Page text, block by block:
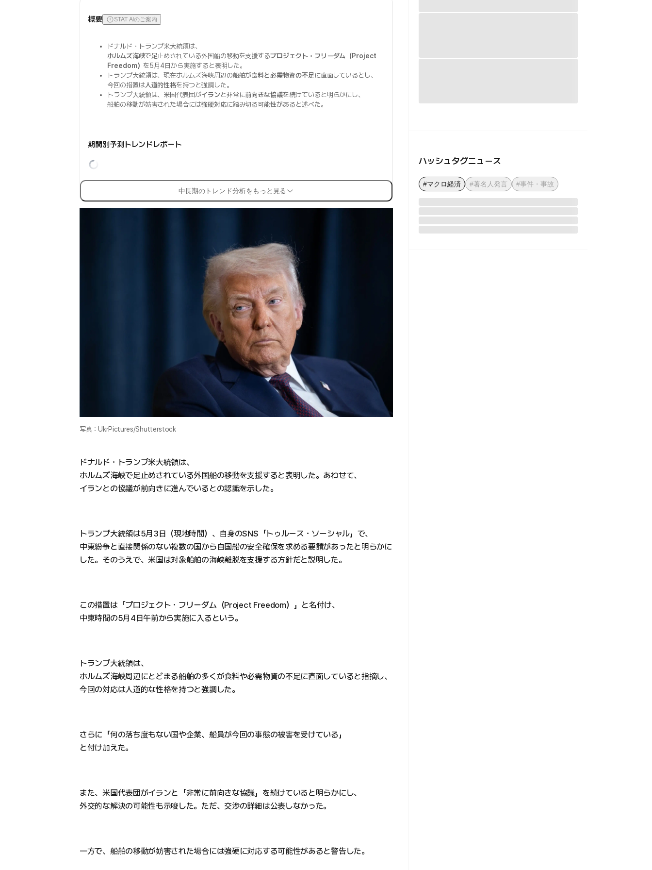
概要 STAT AIのご案内
ドナルド・トランプ米大統領は、
ホルムズ海峡で足止めされている外国船の移動を支援するプロジェクト・フリーダム（Project
Freedom）を5月4日から実施すると表明した。
トランプ大統領は、現在ホルムズ海峡周辺の船舶が食料と必需物資の不足に直面しているとし、
今回の措置は人道的性格を持つと強調した。
トランプ大統領は、米国代表団がイランと非常に前向きな協議を続けていると明らかにし、
船舶の移動が妨害された場合には強硬対応に踏み切る可能性があると述べた。
期間別予測トレンドレポート
中長期のトレンド分析をもっと見る
写真：UkrPictures/Shutterstock
ドナルド・トランプ米大統領は、
ホルムズ海峡で足止めされている外国船の移動を支援すると表明した。あわせて、
イランとの協議が前向きに進んでいるとの認識を示した。
トランプ大統領は5月3日（現地時間）、自身のSNS「トゥルース・ソーシャル」で、
中東紛争と直接関係のない複数の国から自国船の安全確保を求める要請があったと明らかに
した。そのうえで、米国は対象船舶の海峡離脱を支援する方針だと説明した。
この措置は「プロジェクト・フリーダム（Project Freedom）」と名付け、
中東時間の5月4日午前から実施に入るという。
トランプ大統領は、
ホルムズ海峡周辺にとどまる船舶の多くが食料や必需物資の不足に直面していると指摘し、
今回の対応は人道的な性格を持つと強調した。
さらに「何の落ち度もない国や企業、船員が今回の事態の被害を受けている」
と付け加えた。
また、米国代表団がイランと「非常に前向きな協議」を続けていると明らかにし、
外交的な解決の可能性も示唆した。ただ、交渉の詳細は公表しなかった。
一方で、船舶の移動が妨害された場合には強硬に対応する可能性があると警告した。
ハッシュタグニュース
#マクロ経済 #著名人発言 #事件・事故